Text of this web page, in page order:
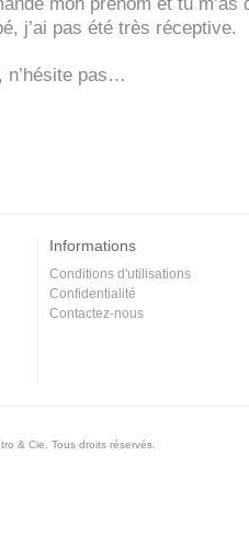
j’ai pas été très réceptive.
n’hésite pas…
Informations
Conditions d'utilisations
Confidentialité
Contactez-nous
& Cie. Tous droits réservés.